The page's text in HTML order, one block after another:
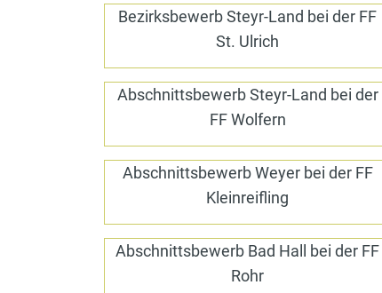
Bezirksbewerb Steyr-Land bei der FF
St. Ulrich
Abschnittsbewerb Steyr-Land bei der
FF Wolfern
Abschnittsbewerb Weyer bei der FF
Kleinreifling
Abschnittsbewerb Bad Hall bei der FF
Rohr